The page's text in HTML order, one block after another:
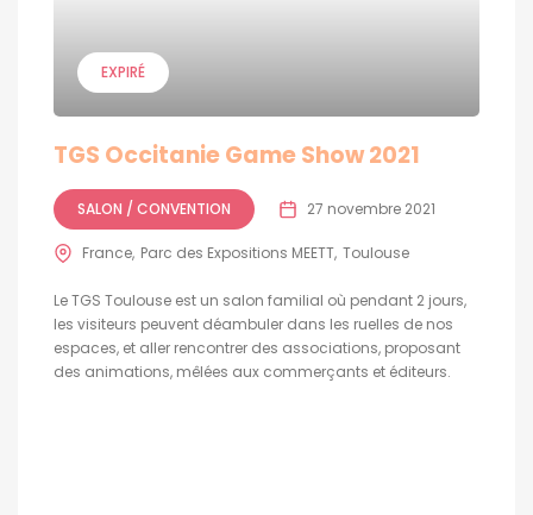
EXPIRÉ
TGS Occitanie Game Show 2021
SALON / CONVENTION 27 novembre 2021
France Parc des Expositions MEETT Toulouse
Le TGS Toulouse est un salon familial où pendant 2 jours,
les visiteurs peuvent déambuler dans les ruelles de nos
espaces, et aller rencontrer des associations, proposant
des animations, mêlées aux commerçants et éditeurs.